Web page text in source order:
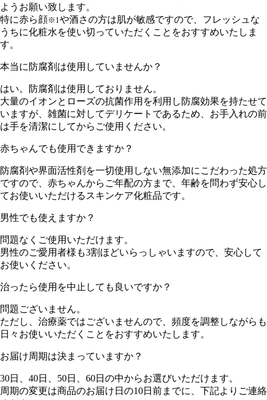
ようお願い致します。
特に赤ら顔※1や酒さの方は肌が敏感ですので、フレッシュな
うちに化粧水を使い切っていただくことをおすすめいたしま
す。
本当に防腐剤は使用していませんか？
はい。防腐剤は使用しておりません。
大量のイオンとローズの抗菌作用を利用し防腐効果を持たせて
いますが、雑菌に対してデリケートであるため、お手入れの前
は手を清潔にしてからご使用ください。
赤ちゃんでも使用できますか？
防腐剤や界面活性剤を一切使用しない無添加にこだわった処方
ですので、赤ちゃんからご年配の方まで、年齢を問わず安心し
てお使いいただけるスキンケア化粧品です。
男性でも使えますか？
問題なくご使用いただけます。
男性のご愛用者様も3割ほどいらっしゃいますので、安心して
お使いください。
治ったら使用を中止しても良いですか？
問題ございません。
ただし、治療薬ではございませんので、頻度を調整しながらも
日々お使いいただくことをおすすめいたします。
お届け周期は決まっていますか？
30日、40日、50日、60日の中からお選びいただけます。
周期の変更は商品のお届け日の10日前までに、下記よりご連絡